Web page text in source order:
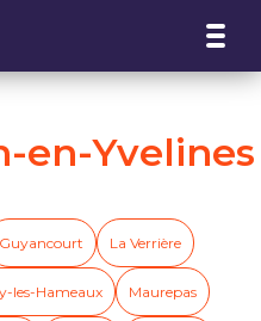
en-Yvelines
Guyancourt La Verrière
les-Hameaux Maurepas